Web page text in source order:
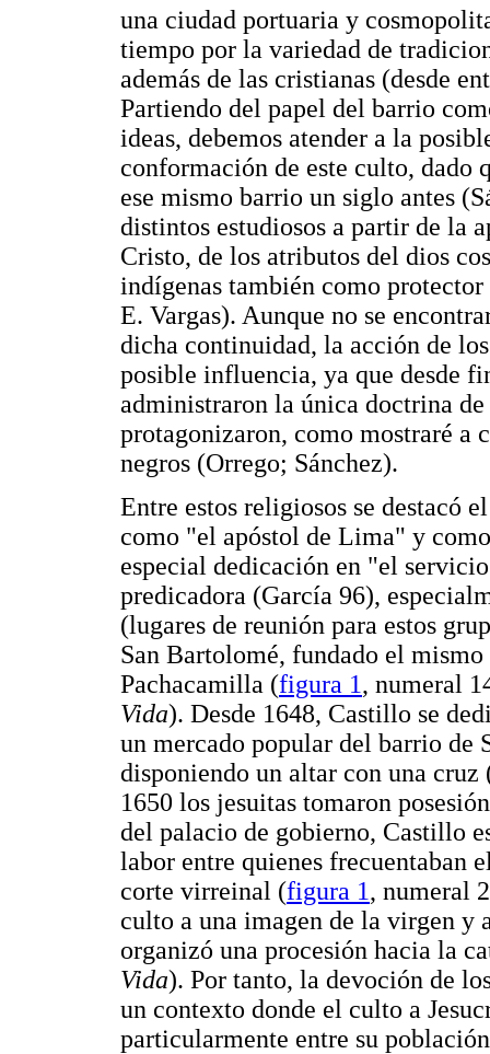
una ciudad portuaria y
tiempo por la variedad de
además de las cristianas (desde
Partiendo del papel del barrio
ideas, debemos atender a la
conformación de este culto, dado
ese mismo barrio un siglo antes
distintos estudiosos a partir de la
Cristo, de los atributos del dios
indígenas también como
E. Vargas). Aunque no se
dicha continuidad, la acción de
posible influencia, ya que desde
administraron la única doctrina
protagonizaron, como mostraré a
negros (Orrego; Sánchez).
Entre estos religiosos se destacó
como "el apóstol de Lima" y
especial dedicación en "el
predicadora (García 96),
(lugares de reunión para estos
San Bartolomé, fundado el
Pachacamilla (figura 1, numeral
Vida). Desde 1648, Castillo se
un mercado popular del barrio de
disponiendo un altar con una cruz
1650 los jesuitas tomaron
del palacio de gobierno, Castillo
labor entre quienes frecuentaban
corte virreinal (figura 1, numeral
culto a una imagen de la virgen
organizó una procesión hacia la
Vida). Por tanto, la devoción de
un contexto donde el culto a
particularmente entre su